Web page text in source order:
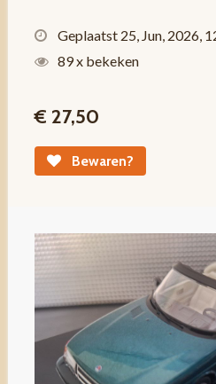
Geplaatst 25, Jun, 2026,
89 x bekeken
€ 27,50
Bewaren?